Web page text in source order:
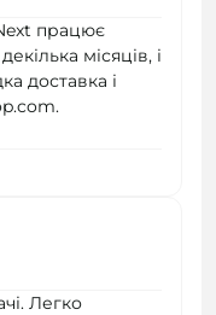
працює
місяців, і
доставка і
Легко